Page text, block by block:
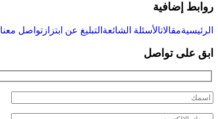
روابط إضافية
الرئيسيةمقالاتالأسئلة الشائعة التبليغ عن ابتزاز تواصل معنا
ابق على تواصل